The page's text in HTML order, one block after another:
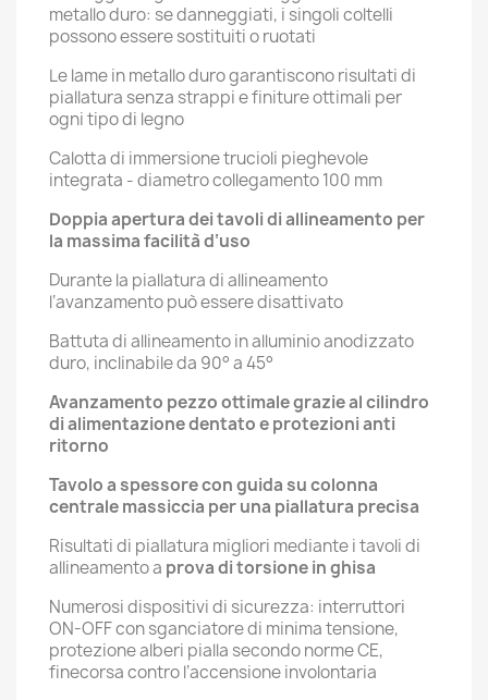
metallo duro: se danneggiati, i singoli coltelli
possono essere sostituiti o ruotati
Le lame in metallo duro garantiscono risultati di
piallatura senza strappi e finiture ottimali per
ogni tipo di legno
Calotta di immersione trucioli pieghevole
integrata - diametro collegamento 100 mm
Doppia apertura dei tavoli di allineamento per
la massima facilità d‘uso
Durante la piallatura di allineamento
l‘avanzamento può essere disattivato
Battuta di allineamento in alluminio anodizzato
duro, inclinabile da 90° a 45°
Avanzamento pezzo ottimale grazie al cilindro
di alimentazione dentato e protezioni anti
ritorno
Tavolo a spessore con guida su colonna
centrale massiccia per una piallatura precisa
Risultati di piallatura migliori mediante i tavoli di
allineamento a prova di torsione in ghisa
Numerosi dispositivi di sicurezza: interruttori
ON-OFF con sganciatore di minima tensione,
protezione alberi pialla secondo norme CE,
finecorsa contro l‘accensione involontaria